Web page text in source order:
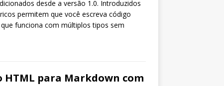
desde a versão 1.0. Introduzidos
permitem que você escreva código
funciona com múltiplos tipos sem
HTML para Markdown com